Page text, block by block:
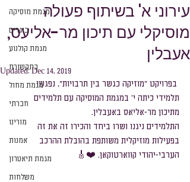
מגמת מוסיקה
בוגרים
מגמת קולנוע
בתקשורת
מגמת מחול
חברתי
מורינו
אמנות
מגמת תיאטרון
משלחות
עירוני א' בשיתוף פעולה
מוסיקלי עם תיכון מר-אליעס,
אעבלין
Updated:Dec 14, 2019
בפרויקט ״מוזיקה כגשר בין תרבויות״, נפגשו
תלמידי כיתה י' במגמת המוסיקה עם תלמידים
מתיכון מר-אליאס באעבלין.
התלמידים ניגנו ושרו ביחד והכירו זה את זה
בפעילות מוזיקלית משותפת בהובלת ההרכב
הערבי-יהודי קווארטוקאן. ❤️🎸